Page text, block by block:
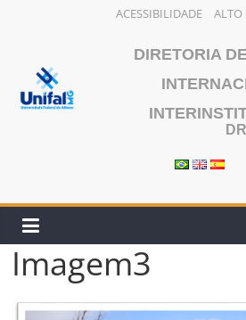
ACESSIBILIDADE ALTO
content
DIRETORIA
DRI
Imagem3